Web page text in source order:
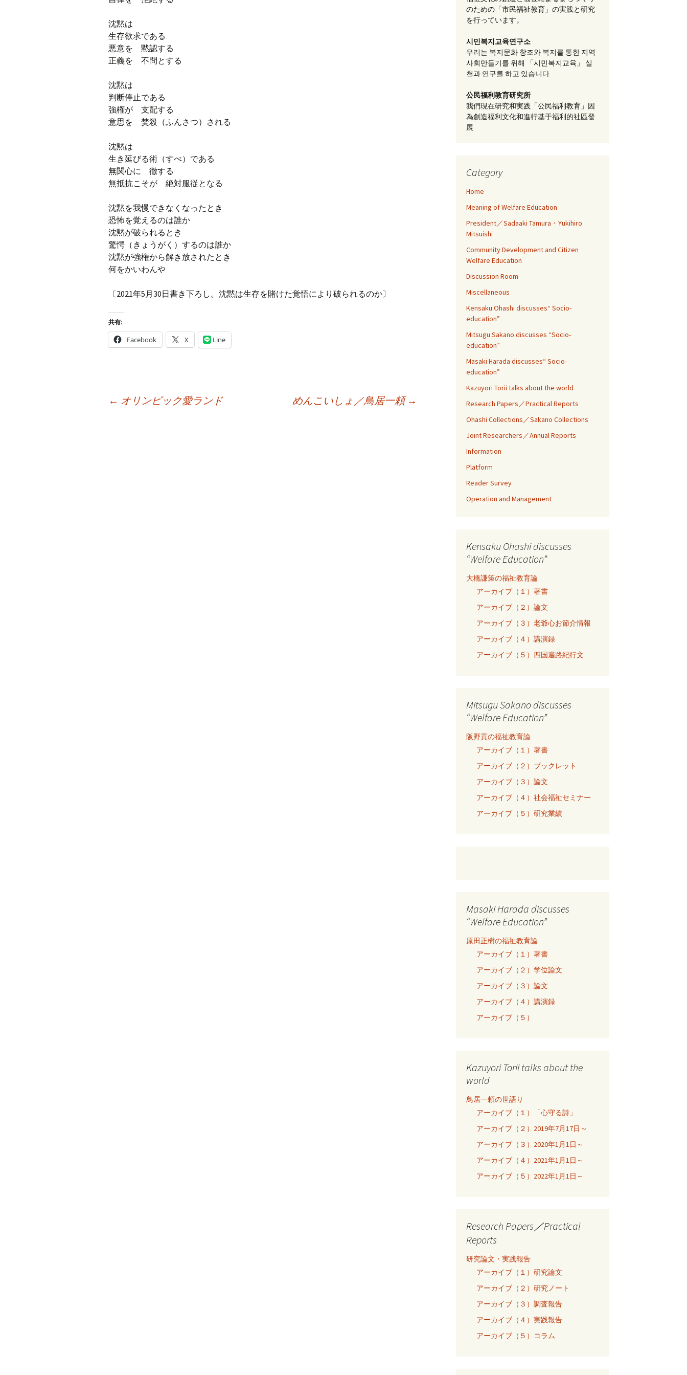
沈黙は
生存欲求である
悪意を 黙認する
正義を 不問とする
沈黙は
判断停止である
強権が 支配する
意思を 焚殺（ふんさつ）される
沈黙は
生き延びる術（すべ）である
無関心に 徹する
無抵抗こそが 絶対服従となる
沈黙を我慢できなくなったとき
恐怖を覚えるのは誰か
沈黙が破られるとき
驚愕（きょうがく）するのは誰か
沈黙が強権から解き放されたとき
何をかいわんや
〔2021年5月30日書き下ろし。沈黙は生存を賭けた覚悟により破られるのか〕
共有:
Facebook X Line
← オリンピック愛ランド めんこいしょ／鳥居一頼 →
のための「市民福祉教育」の実践と研究
を行っています。
시민복지교육연구소
우리는 복지문화 창조와 복지를 통한 지역
사회만들기를 위해 「시민복지교육」 실
천과 연구를 하고 있습니다
公民福利教育研究所
我們現在研究和実践「公民福利教育」因
為創造福利文化和進行基于福利的社區發
展
Category
Home
Meaning of Welfare Education
President／Sadaaki Tamura・Yukihiro
Mitsuishi
Community Development and Citizen
Welfare Education
Discussion Room
Miscellaneous
Kensaku Ohashi discusses“ Socio-
education”
Mitsugu Sakano discusses “Socio-
education”
Masaki Harada discusses“ Socio-
education”
Kazuyori Torii talks about the world
Research Papers／Practical Reports
Ohashi Collections／Sakano Collections
Joint Researchers／Annual Reports
Information
Platform
Reader Survey
Operation and Management
Kensaku Ohashi discusses
“Welfare Education”
大橋謙策の福祉教育論
アーカイブ（１）著書
アーカイブ（２）論文
アーカイブ（３）老爺心お節介情報
アーカイブ（４）講演録
アーカイブ（５）四国遍路紀行文
Mitsugu Sakano discusses
“Welfare Education”
阪野貢の福祉教育論
アーカイブ（１）著書
アーカイブ（２）ブックレット
アーカイブ（３）論文
アーカイブ（４）社会福祉セミナー
アーカイブ（５）研究業績
Masaki Harada discusses
“Welfare Education”
原田正樹の福祉教育論
アーカイブ（１）著書
アーカイブ（２）学位論文
アーカイブ（３）論文
アーカイブ（４）講演録
アーカイブ（５）
Kazuyori Torii talks about the
world
鳥居一頼の世語り
アーカイブ（１）「心守る詩」
アーカイブ（２）2019年7月17日～
アーカイブ（３）2020年1月1日～
アーカイブ（４）2021年1月1日～
アーカイブ（５）2022年1月1日～
Research Papers／Practical
Reports
研究論文・実践報告
アーカイブ（１）研究論文
アーカイブ（２）研究ノート
アーカイブ（３）調査報告
アーカイブ（４）実践報告
アーカイブ（５）コラム